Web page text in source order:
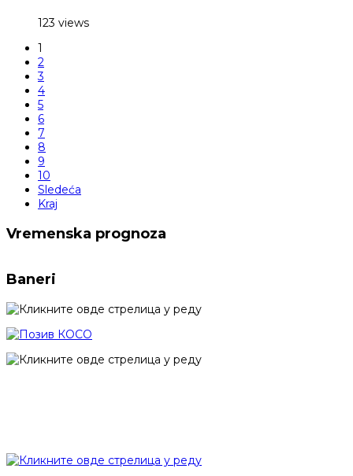
123 views
1
2
3
4
5
6
7
8
9
10
Sledeća
Kraj
Vremenska prognoza
Baneri